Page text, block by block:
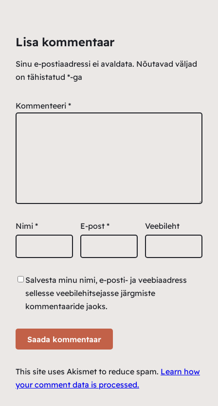
Lisa kommentaar
Sinu e-postiaadressi ei avaldata. Nõutavad väljad
on tähistatud *-ga
Kommenteeri *
Nimi * E-post * Veebileht
Salvesta minu nimi, e-posti- ja veebiaadress
sellesse veebilehitsejasse järgmiste
kommentaaride jaoks.
This site uses Akismet to reduce spam. Learn how
your comment data is processed.